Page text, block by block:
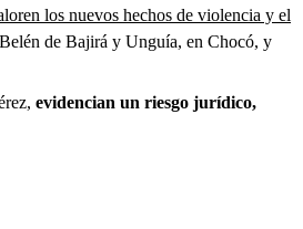
los nuevos hechos de violencia y el
de Bajirá y Unguía, en Chocó, y
evidencian un riesgo jurídico,